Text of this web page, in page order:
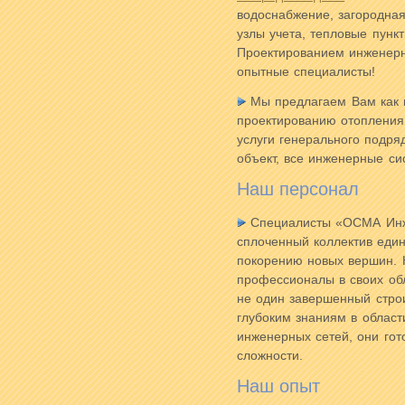
водоснабжение,
узлы учета, тепловые
Проектированием
опытные специалисты!
Мы предлагаем Вам как
проектированию
услуги генерального
объект, все инженерные
Наш персонал
Специалисты «ОСМА
сплоченный коллектив
покорению новых вершин.
профессионалы в своих
не один завершенный
глубоким знаниям в
инженерных сетей, они
сложности.
Наш опыт